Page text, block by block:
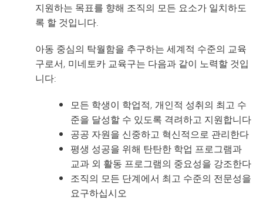
지원하는 목표를 향해 조직의 모든 요소가 일치하도
록 할 것입니다.
아동 중심의 탁월함을 추구하는 세계적 수준의 교육
구로서, 미네토카 교육구는 다음과 같이 노력할 것입
니다:
모든 학생이 학업적, 개인적 성취의 최고 수
준을 달성할 수 있도록 격려하고 지원합니다
공공 자원을 신중하고 혁신적으로 관리한다
평생 성공을 위해 탄탄한 학업 프로그램과
교과 외 활동 프로그램의 중요성을 강조한다
조직의 모든 단계에서 최고 수준의 전문성을
요구하십시오